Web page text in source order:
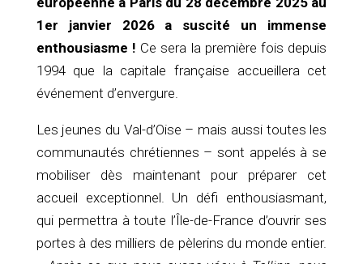
1er janvier 2026 a suscité un immense
enthousiasme ! Ce sera la première fois depuis
1994 que la capitale française accueillera cet
événement d’envergure.
Les jeunes du Val-d’Oise – mais aussi toutes les
communautés chrétiennes – sont appelés à se
mobiliser dès maintenant pour préparer cet
accueil exceptionnel. Un défi enthousiasmant,
qui permettra à toute l’Île-de-France d’ouvrir ses
portes à des milliers de pèlerins du monde entier.